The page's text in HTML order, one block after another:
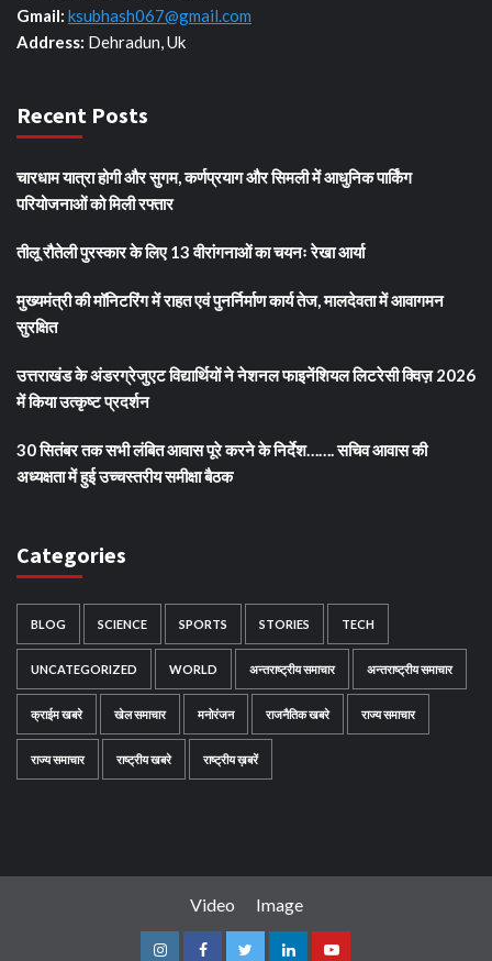
Gmail: ksubhash067@gmail.com
Address: Dehradun, Uk
Recent Posts
चारधाम यात्रा होगी और सुगम, कर्णप्रयाग और सिमली में आधुनिक पार्किंग
परियोजनाओं को मिली रफ्तार
तीलू रौतेली पुरस्कार के लिए 13 वीरांगनाओं का चयनः रेखा आर्या
मुख्यमंत्री की मॉनिटरिंग में राहत एवं पुनर्निर्माण कार्य तेज, मालदेवता में आवागमन
सुरक्षित
उत्तराखंड के अंडरग्रेजुएट विद्यार्थियों ने नेशनल फाइनेंशियल लिटरेसी क्विज़ 2026
में किया उत्कृष्ट प्रदर्शन
30 सितंबर तक सभी लंबित आवास पूरे करने के निर्देश……. सचिव आवास की
अध्यक्षता में हुई उच्चस्तरीय समीक्षा बैठक
Categories
BLOG SCIENCE SPORTS STORIES TECH
UNCATEGORIZED WORLD अन्तराष्ट्रीय समाचार अन्तराष्ट्रीय समाचार
क्राईम खबरे खेल समाचार मनोरंजन राजनैतिक खबरे राज्य समाचार
राज्य समाचार राष्ट्रीय खबरे राष्ट्रीय ख़बरें
Video Image